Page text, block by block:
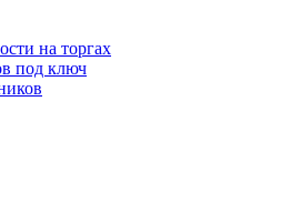
на торгах
под ключ